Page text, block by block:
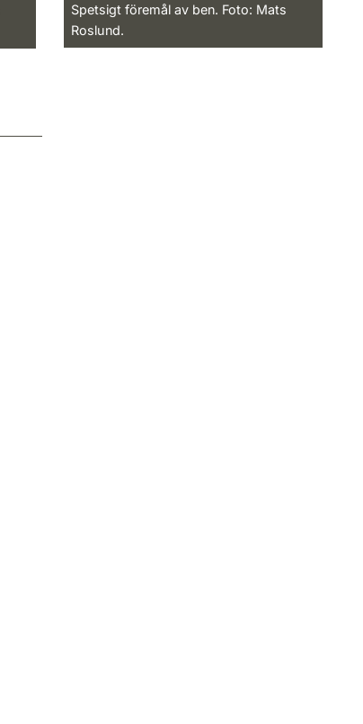
Spetsigt föremål av ben. Foto: Mats
Roslund.